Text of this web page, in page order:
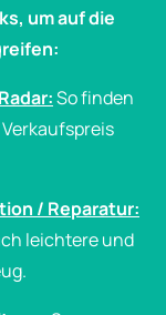
um auf die
:So finden
/ Reparatur:
leichtere und